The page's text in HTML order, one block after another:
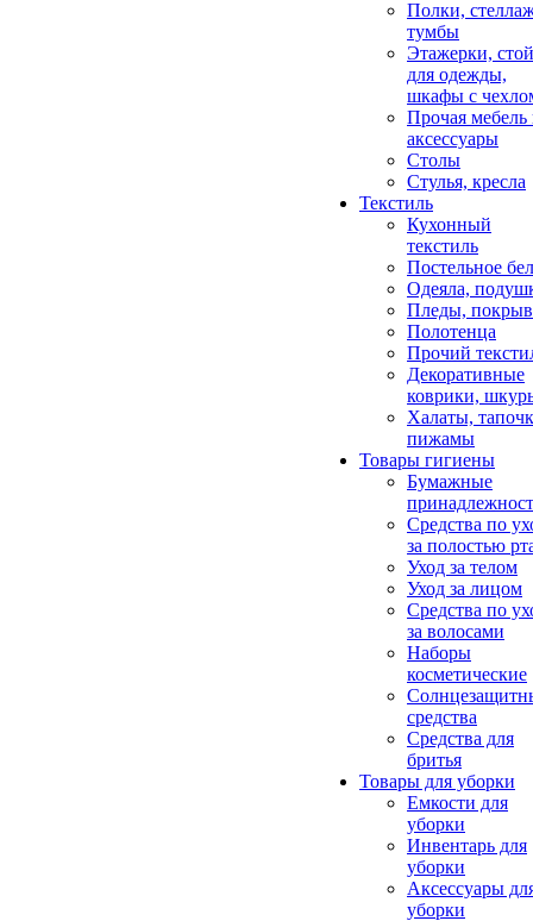
Полки,
тумбы
Этажерки,
для одежды,
шкафы с
Прочая мебель
аксессуары
Столы
Стулья, кресла
Текстиль
Кухонный
текстиль
Постельное
Одеяла,
Пледы,
Полотенца
Прочий
Декоративные
коврики,
Халаты,
пижамы
Товары гигиены
Бумажные
Средства по
за полостью
Уход за телом
Уход за лицом
Средства по
за волосами
Наборы
косметические
средства
Средства для
бритья
Товары для уборки
Емкости для
уборки
Инвентарь для
уборки
Аксессуары
уборки